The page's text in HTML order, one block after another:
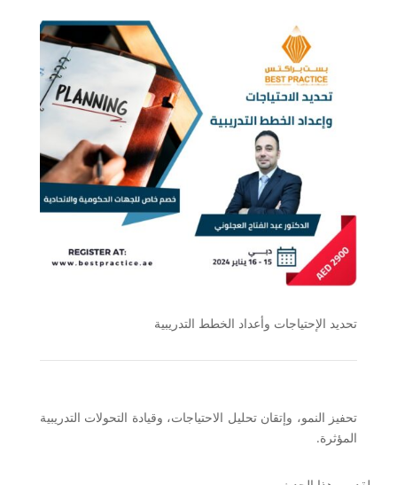
تحديد الإحتياجات وأعداد الخطط التدريبية
تحفيز النمو، وإتقان تحليل الاحتياجات، وقيادة التحولات التدريبية
المؤثرة.